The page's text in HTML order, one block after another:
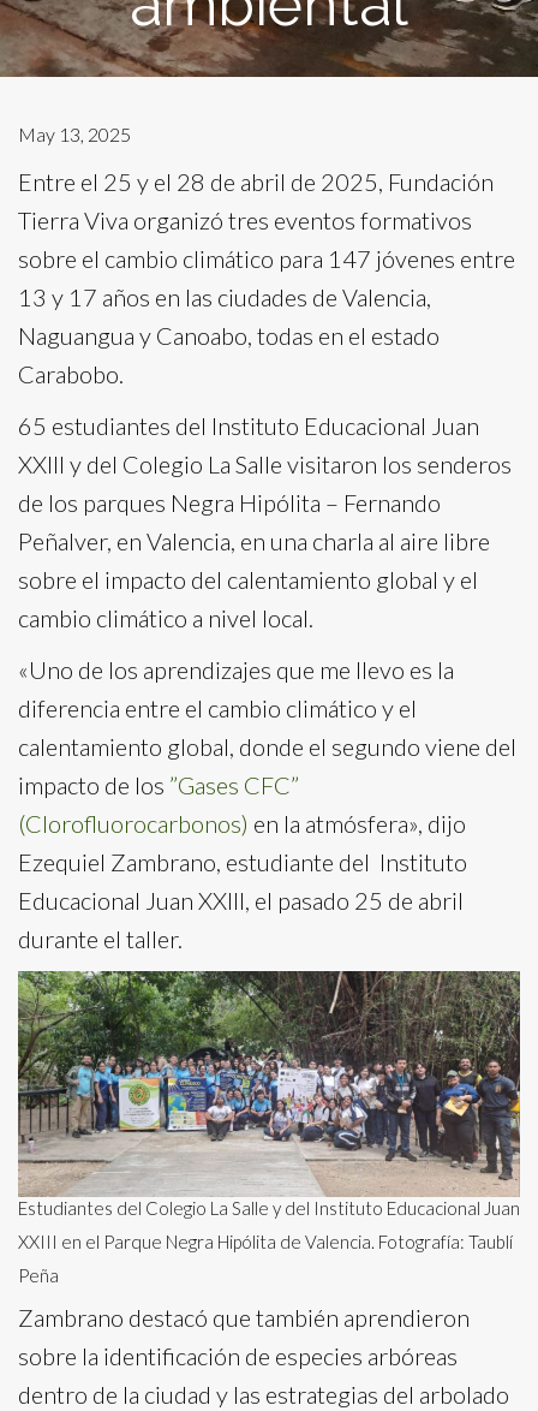
May 13, 2025
Entre el 25 y el 28 de abril de 2025, Fundación
Tierra Viva organizó tres eventos formativos
sobre el cambio climático para 147 jóvenes entre
13 y 17 años en las ciudades de Valencia,
Naguangua y Canoabo, todas en el estado
Carabobo.
65 estudiantes del Instituto Educacional Juan
XXIII y del Colegio La Salle visitaron los senderos
de los parques Negra Hipólita – Fernando
Peñalver, en Valencia, en una charla al aire libre
sobre el impacto del calentamiento global y el
cambio climático a nivel local.
«Uno de los aprendizajes que me llevo es la
diferencia entre el cambio climático y el
calentamiento global, donde el segundo viene del
impacto de los ”Gases CFC”
(Clorofluorocarbonos) en la atmósfera», dijo
Ezequiel Zambrano, estudiante del Instituto
Educacional Juan XXIII, el pasado 25 de abril
durante el taller.
Estudiantes del Colegio La Salle y del Instituto Educacional Juan
XXIII en el Parque Negra Hipólita de Valencia. Fotografía: Taublí
Peña
Zambrano destacó que también aprendieron
sobre la identificación de especies arbóreas
dentro de la ciudad y las estrategias del arbolado